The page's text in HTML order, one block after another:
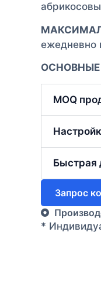
ежедневно
ОСНОВНЫЕ
MOQ
Быстрая
Запрос
*